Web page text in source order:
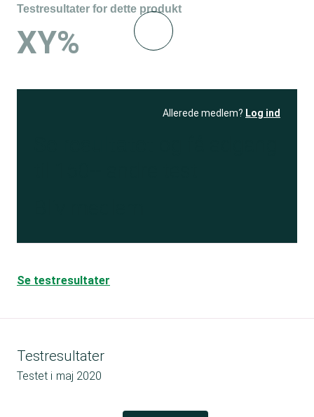
Testresultater for dette produkt
XY%
Allerede medlem? Log ind
Se testresultater
Testresultater
Testet i maj 2020